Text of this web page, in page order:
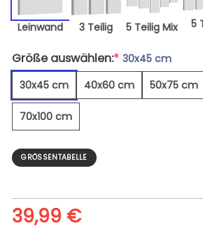
Leinwand 3 Teilig 5 Teilig Mix 5
Größe auswählen:* 30x45 cm
30x45 cm
40x60 cm 50x75 cm
70x100 cm
GRÖSSENTABELLE
39,99 €